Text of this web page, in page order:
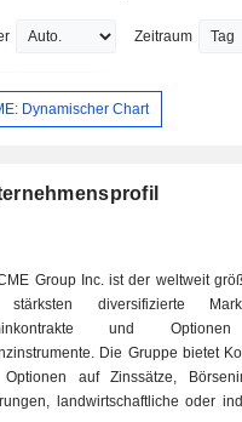
Zeitraum
Dynamischer Chart
Group Inc. ist der weltweit
diversifizierte
und
Die Gruppe bietet
auf Zinssätze,
landwirtschaftliche oder